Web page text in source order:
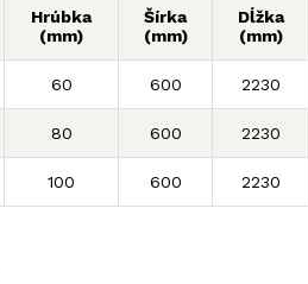
Hrúbka
(mm)
Šírka
(mm)
Dĺžka
(mm)
60 600 2230
80 600 2230
100 600 2230